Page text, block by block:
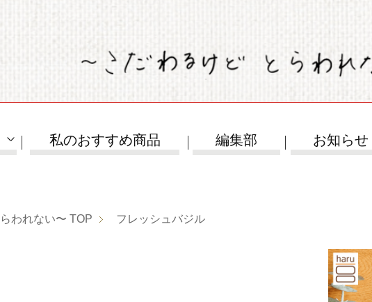
私のおすすめ商品 編集部 お知らせ
われない〜 TOP フレッシュバジル